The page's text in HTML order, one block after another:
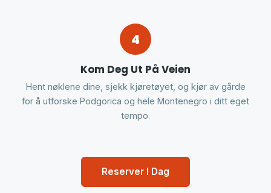
4
Kom Deg Ut På Veien
Hent nøklene dine, sjekk kjøretøyet, og kjør av gårde
for å utforske Podgorica og hele Montenegro i ditt eget
tempo.
Reserver I Dag